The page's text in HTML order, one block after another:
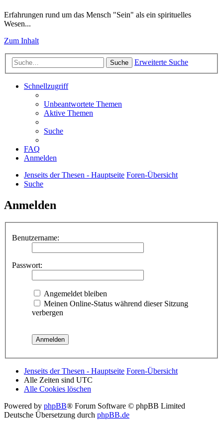
Erfahrungen rund um das Mensch "Sein" als ein spirituelles
Wesen...
Zum Inhalt
Suche Erweiterte Suche
Schnellzugriff
Unbeantwortete Themen
Aktive Themen
Suche
FAQ
Anmelden
Jenseits der Thesen - Hauptseite Foren-Übersicht
Suche
Anmelden
Benutzername:
Passwort:
Angemeldet bleiben
Meinen Online-Status während dieser Sitzung
verbergen
Jenseits der Thesen - Hauptseite Foren-Übersicht
Alle Zeiten sind UTC
Alle Cookies löschen
Powered by phpBB® Forum Software © phpBB Limited
Deutsche Übersetzung durch phpBB.de